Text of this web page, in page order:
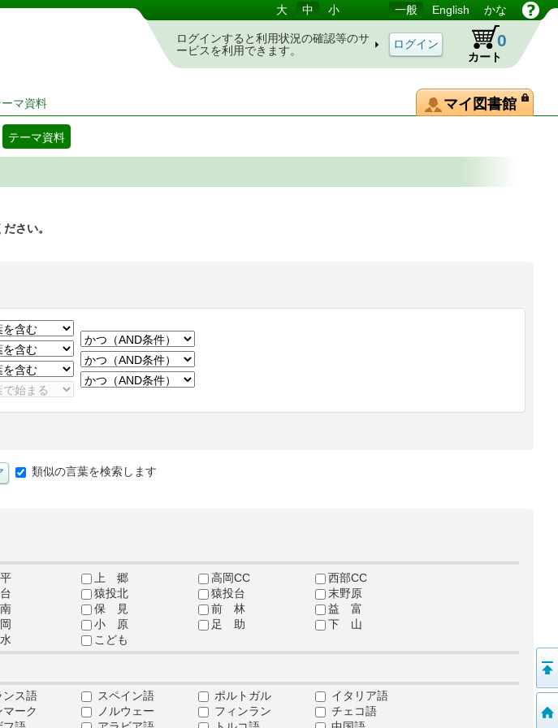
ム 大 中 小 一般 English かな
ログインすると利用状況の確認等のサ
ービスを利用できます。
カート
0
ーマ資料 マイ図書館
テーマ資料
さい。
類似の言葉を検索します
上 郷 高岡CC
西部CC
猿投北 猿投台
末野原
保 見 前 林
益 富
小 原 足 助
下 山
こども
ンス語 スペイン語 ポルトガル
イタリア語
マーク ノルウェー フィンラン
チェコ語